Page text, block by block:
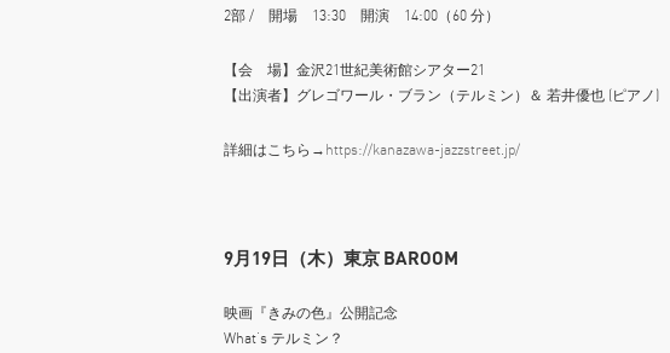
2部 / 開場 13:30 開演 14:00（60 分）
【会 場】金沢21世紀美術館シアター21
【出演者】グレゴワール・ブラン（テルミン）＆ 若井優也 (ピアノ)
詳細はこちら→ https://kanazawa-jazzstreet.jp/
9月19日（木）東京 BAROOM
映画『きみの色』公開記念
What’s テルミン？